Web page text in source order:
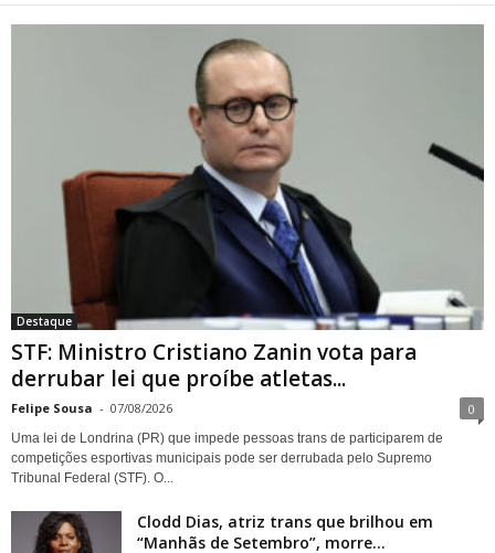
STF: Ministro Cristiano Zanin
vota para derrubar lei que
proíbe atletas transgênero
em competições de Londrina
Destaque
STF: Ministro Cristiano Zanin vota para
derrubar lei que proíbe atletas...
Felipe Sousa - 07/08/2026 0
Uma lei de Londrina (PR) que impede pessoas trans de participarem de
competições esportivas municipais pode ser derrubada pelo Supremo
Tribunal Federal (STF). O...
Clodd Dias, atriz trans que brilhou em
“Manhãs de Setembro”, morre...